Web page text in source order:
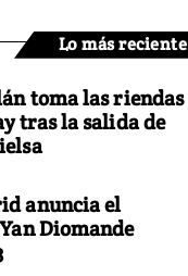
Lo más reciente
toma las riendas
tras la salida de
anuncia el
Diomande